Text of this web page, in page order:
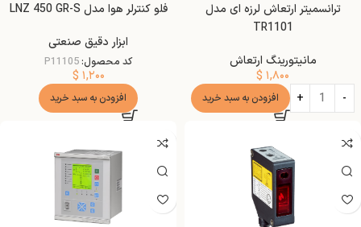
ترانسمیتر ارتعاش لرزه ای مدل
TR1101
مانیتورینگ ارتعاش
$ ۱,۸۰۰
افزودن به سبد خرید
فلو کنترلر هوا مدل LNZ 450 GR-S
ابزار دقیق صنعتی
کد محصول:P11105
$ ۱,۲۰۰
افزودن به سبد خرید